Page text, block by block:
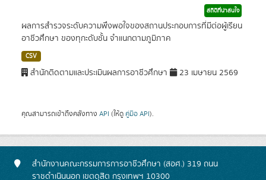
สถิติที่น่าสนใจ
ผลการสำรวจระดับความพึงพอใจของสถานประกอบการที่มีต่อผู้เรียน
อาชีวศึกษา ของทุกะดับชั้น จำแนกตามภูมิภาค
CSV
สำนักติดตามและประเมินผลการอาชีวศึกษา 23 เมษายน 2569
คุณสามารถเข้าถึงคลังทาง API (ให้ดู คู่มือ API).
สำนักงานคณะกรรมการการอาชีวศึกษา (สอศ.) 319 ถนน
ราชดำเนินนอก เขตดุสิต กรุงเทพฯ 10300